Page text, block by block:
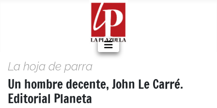
La hoja de parra
Un hombre decente, John Le Carré.
Editorial Planeta